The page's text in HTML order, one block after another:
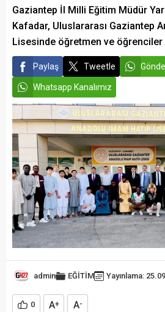
Gaziantep İl Milli Eğitim Müdür
Kafadar, Uluslararası Gaziantep
Lisesinde öğretmen ve
Paylaş Tweetle
Whatsapp Kanalımız
admin EĞİTİM Yayınlama:
0 A+ A-